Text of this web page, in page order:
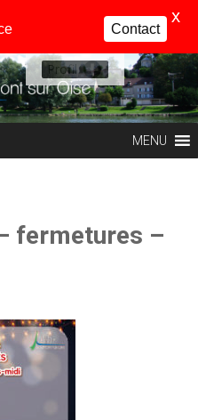
Profil
MENU
fermetures –
Contact
X